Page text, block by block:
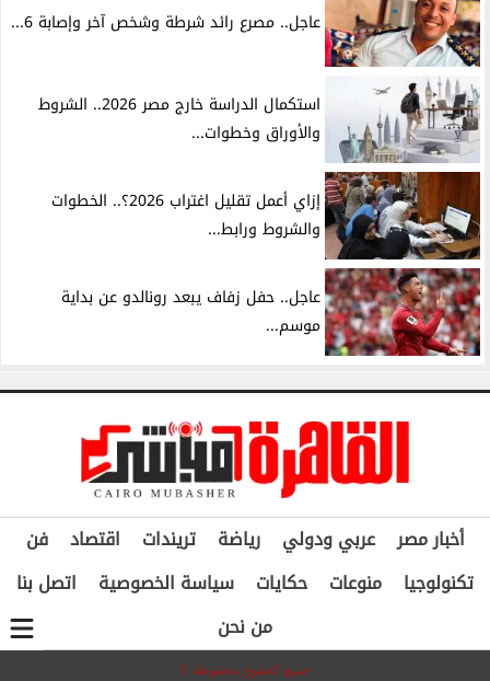
عاجل.. مصرع رائد شرطة وشخص آخر وإصابة 6...
استكمال الدراسة خارج مصر 2026.. الشروط
والأوراق وخطوات...
إزاي أعمل تقليل اغتراب 2026؟.. الخطوات
والشروط ورابط...
عاجل.. حفل زفاف يبعد رونالدو عن بداية
موسم...
أخبار مصر عربي ودولي رياضة تريندات اقتصاد
فن
تكنولوجيا
منوعات حكايات سياسة الخصوصية
اتصل بنا
من نحن
جميع الحقوق محفوظة ©